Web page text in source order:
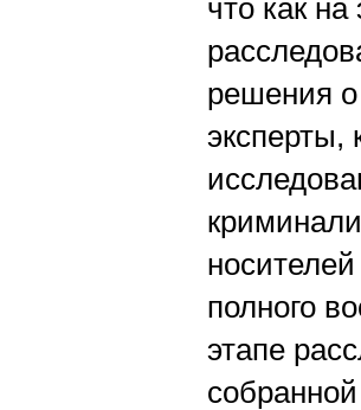
что как на
решения о
эксперты,
полного
этапе